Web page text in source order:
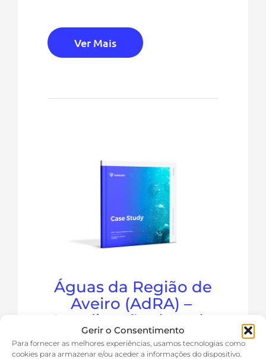
Gerir o Consentimento
Para fornecer as melhores experiências, usamos tecnologias como
cookies para armazenar e/ou aceder a informações do dispositivo.
Ver Mais
Águas da Região de
Aveiro (AdRA) –
Interligação de rede
Rádio